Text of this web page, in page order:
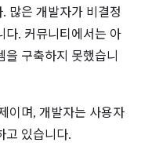
많은 개발자가 비결정
다. 커뮤니티에서는 아
구축하지 못했습니
이며, 개발자는 사용자
고 있습니다.